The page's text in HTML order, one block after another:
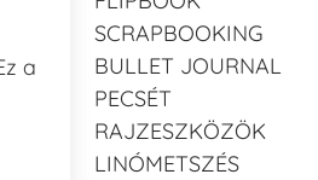
a
SCRAPBOOKING
BULLET JOURNAL
PECSÉT
RAJZESZKÖZÖK
LINÓMETSZÉS